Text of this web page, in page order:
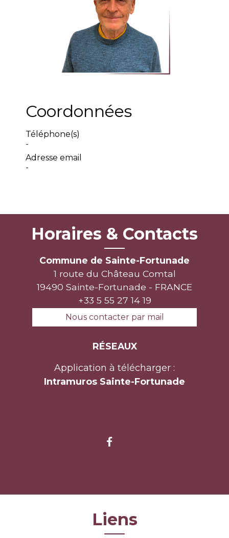
Coordonnées
Téléphone(s)
-
Adresse email
-
Horaires & Contacts
Commune de Sainte-Fortunade
1 route du Château Comtal
19490 Sainte-Fortunade - FRANCE
+33 5 55 27 14 19
Nous contacter par mail
RÉSEAUX
Application à télécharger :
Intramuros Sainte-Fortunade
Liens